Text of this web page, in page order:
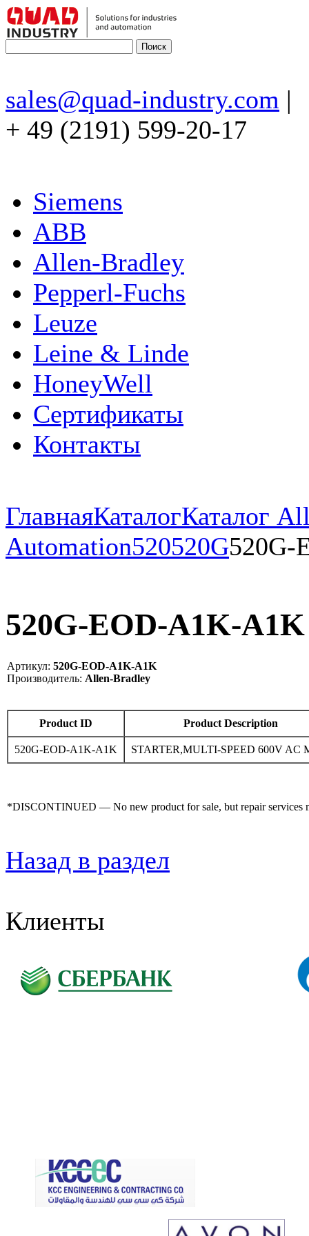
sales@quad-industry.com |
+ 49 (2191) 599-20-17
Siemens
ABB
Allen-Bradley
Pepperl-Fuchs
Leuze
Leine & Linde
HoneyWell
Сертификаты
Контакты
ГлавнаяКаталогКаталог
Automation520520G520G-
520G-EOD-A1K-
Артикул: 520G-EOD-A1K-A1K
Производитель: Allen-Bradley
Product ID Product Description
520G-EOD-A1K-A1K STARTER,MULTI-SPEED 600V AC
*DISCONTINUED — No new product for sale, but repair services
Назад в раздел
Клиенты